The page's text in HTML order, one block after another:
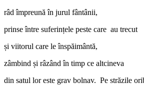
râd împreună în jurul fântânii,
prinse între suferințele peste care au trecut
și viitorul care le înspăimântă,
zâmbind și râzând în timp ce altcineva
din satul lor este grav bolnav. Pe străzile